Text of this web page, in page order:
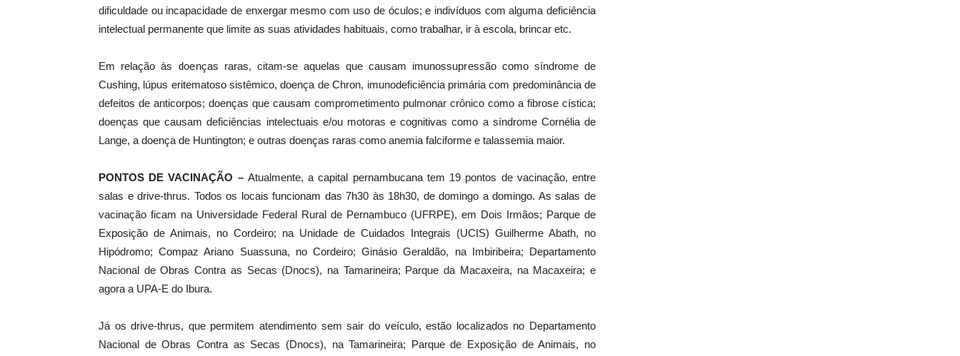
dificuldade ou incapacidade de enxergar mesmo com uso de óculos; e indivíduos com alguma deficiência
intelectual permanente que limite as suas atividades habituais, como trabalhar, ir à escola, brincar etc.
Em relação às doenças raras, citam-se aquelas que causam imunossupressão como síndrome de
Cushing, lúpus eritematoso sistêmico, doença de Chron, imunodeficiência primária com predominância de
defeitos de anticorpos; doenças que causam comprometimento pulmonar crônico como a fibrose cística;
doenças que causam deficiências intelectuais e/ou motoras e cognitivas como a síndrome Cornélia de
Lange, a doença de Huntington; e outras doenças raras como anemia falciforme e talassemia maior.
PONTOS DE VACINAÇÃO –Atualmente, a capital pernambucana tem 19 pontos de vacinação, entre
salas e drive-thrus. Todos os locais funcionam das 7h30 às 18h30, de domingo a domingo. As salas de
vacinação ficam na Universidade Federal Rural de Pernambuco (UFRPE), em Dois Irmãos; Parque de
Exposição de Animais, no Cordeiro; na Unidade de Cuidados Integrais (UCIS) Guilherme Abath, no
Hipódromo; Compaz Ariano Suassuna, no Cordeiro; Ginásio Geraldão, na Imbiribeira; Departamento
Nacional de Obras Contra as Secas (Dnocs), na Tamarineira; Parque da Macaxeira, na Macaxeira; e
agora a UPA-E do Ibura.
Já os drive-thrus, que permitem atendimento sem sair do veículo, estão localizados no Departamento
Nacional de Obras Contra as Secas (Dnocs), na Tamarineira; Parque de Exposição de Animais, no